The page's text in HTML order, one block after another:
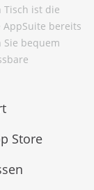
Tisch ist die
AppSuite bereits
bequem
Store